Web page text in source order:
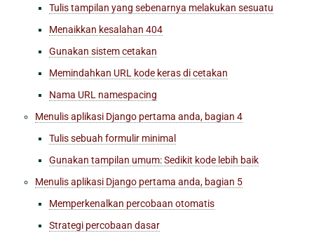
Tulis tampilan yang sebenarnya melakukan sesuatu
Menaikkan kesalahan 404
Gunakan sistem cetakan
Memindahkan URL kode keras di cetakan
Nama URL namespacing
Menulis aplikasi Django pertama anda, bagian 4
Tulis sebuah formulir minimal
Gunakan tampilan umum: Sedikit kode lebih baik
Menulis aplikasi Django pertama anda, bagian 5
Memperkenalkan percobaan otomatis
Strategi percobaan dasar